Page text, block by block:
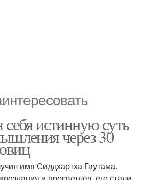
истинную суть
через 30
имя Сиддхартха Гаутама.